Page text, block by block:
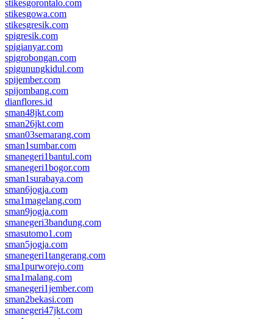
stikesgorontalo.com
stikesgowa.com
stikesgresik.com
spigresik.com
spigianyar.com
spigrobongan.com
spigunungkidul.com
spijember.com
spijombang.com
dianflores.id
sman48jkt.com
sman26jkt.com
sman03semarang.com
sman1sumbar.com
smanegeri1bantul.com
smanegeri1bogor.com
sman1surabaya.com
sman6jogja.com
sma1magelang.com
sman9jogja.com
smanegeri3bandung.com
smasutomo1.com
sman5jogja.com
smanegeri1tangerang.com
sma1purworejo.com
sma1malang.com
smanegeri1jember.com
sman2bekasi.com
smanegeri47jkt.com